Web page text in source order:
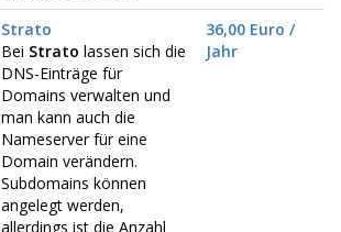
Strato
Bei Strato lassen sich die
DNS-Einträge für
Domains verwalten und
man kann auch die
Nameserver für eine
Domain verändern.
Subdomains können
angelegt werden,
allerdings ist die Anzahl
36,00 Euro /
Jahr